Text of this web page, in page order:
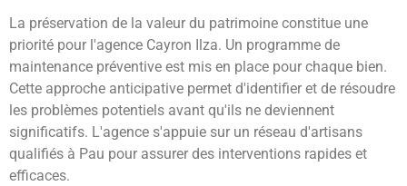
La préservation de la valeur du patrimoine constitue une
priorité pour l'agence Cayron Ilza. Un programme de
maintenance préventive est mis en place pour chaque bien.
Cette approche anticipative permet d'identifier et de résoudre
les problèmes potentiels avant qu'ils ne deviennent
significatifs. L'agence s'appuie sur un réseau d'artisans
qualifiés à Pau pour assurer des interventions rapides et
efficaces.